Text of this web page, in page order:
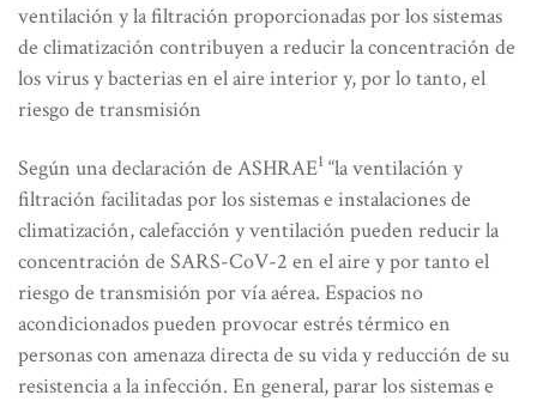
ventilación y la filtración proporcionadas por los sistemas
de climatización contribuyen a reducir la concentración de
los virus y bacterias en el aire interior y, por lo tanto, el
riesgo de transmisión
Según una declaración de ASHRAE1 “la ventilación y
filtración facilitadas por los sistemas e instalaciones de
climatización, calefacción y ventilación pueden reducir la
concentración de SARS-CoV-2 en el aire y por tanto el
riesgo de transmisión por vía aérea. Espacios no
acondicionados pueden provocar estrés térmico en
personas con amenaza directa de su vida y reducción de su
resistencia a la infección. En general, parar los sistemas e